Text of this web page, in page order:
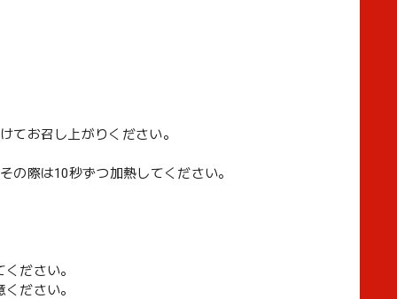
てお召し上がりください。
際は10秒ずつ加熱してください。
ださい。
ださい。